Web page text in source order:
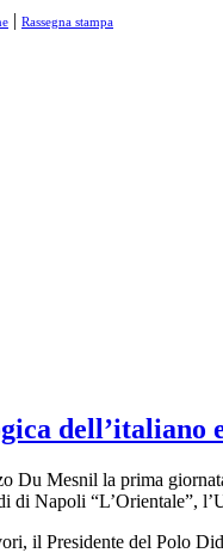
| Rassegna stampa
Du Mesnil la prima
Napoli “L’Orientale”,
il Presidente del Polo